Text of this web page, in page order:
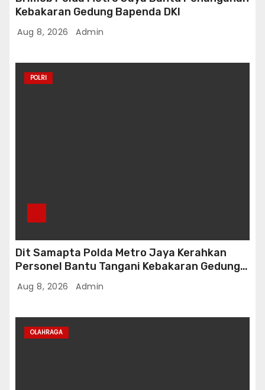
Kebakaran Gedung Bapenda DKI
Aug 8, 2026 Admin
POLRI
Dit Samapta Polda Metro Jaya Kerahkan
Personel Bantu Tangani Kebakaran Gedung
Bapenda
Aug 8, 2026 Admin
OLAHRAGA